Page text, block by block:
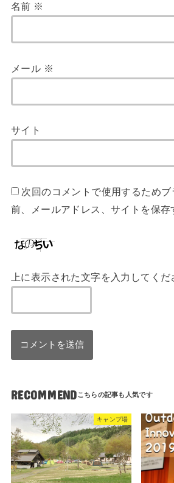
名前 ※
メール ※
サイト
次回のコメントで使用するため
前、メールアドレス、サイトを保存
上に表示された文字を入力してくだ
RECOMMEND
キャンプ場